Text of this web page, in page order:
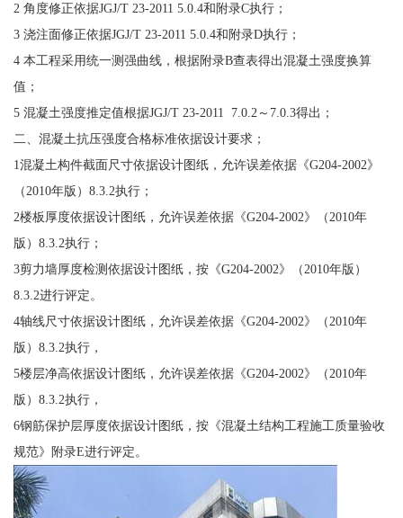
2 角度修正依据JGJ/T 23-2011 5.0.4和附录C执行；
3 浇注面修正依据JGJ/T 23-2011 5.0.4和附录D执行；
4 本工程采用统一测强曲线，根据附录B查表得出混凝土强度换算
值；
5 混凝土强度推定值根据JGJ/T 23-2011 7.0.2～7.0.3得出；
二、混凝土抗压强度合格标准依据设计要求；
1混凝土构件截面尺寸依据设计图纸，允许误差依据《G204-2002》
（2010年版）8.3.2执行；
2楼板厚度依据设计图纸，允许误差依据《G204-2002》（2010年
版）8.3.2执行；
3剪力墙厚度检测依据设计图纸，按《G204-2002》（2010年版）
8.3.2进行评定。
4轴线尺寸依据设计图纸，允许误差依据《G204-2002》（2010年
版）8.3.2执行，
5楼层净高依据设计图纸，允许误差依据《G204-2002》（2010年
版）8.3.2执行，
6钢筋保护层厚度依据设计图纸，按《混凝土结构工程施工质量验收
规范》附录E进行评定。